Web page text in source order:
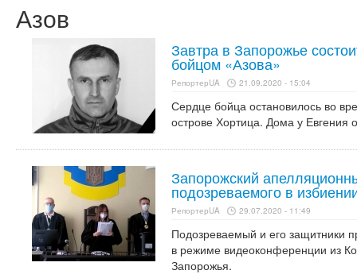
Азов
Завтра в Запорожье
бойцом «Азова»
РепортерUA 21.09.2020 - 15:04
Сердце бойца остановилось во
острове Хортица. Дома у Евгения
Запорожский
подозреваемого в
РепортерUA 29.07.2020 - 11:49
Подозреваемый и его защитники
в режиме видеоконференции из
Запорожья.